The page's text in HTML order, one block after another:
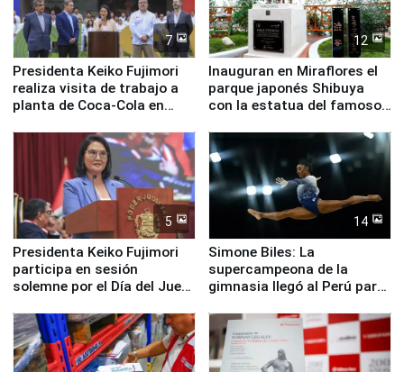
7
Presidenta Keiko Fujimori
realiza visita de trabajo a
planta de Coca-Cola en
12
Inauguran en Miraflores el
parque japonés Shibuya
con la estatua del famoso
5
Presidenta Keiko Fujimori
participa en sesión
solemne por el Día del Juez
14
Simone Biles: La
supercampeona de la
gimnasia llegó al Perú para
Panamericanos Lima 2027